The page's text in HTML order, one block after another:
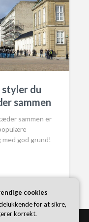
styler du
sammen
sammen er
god grund!
cookies
for at sikre,
korrekt.